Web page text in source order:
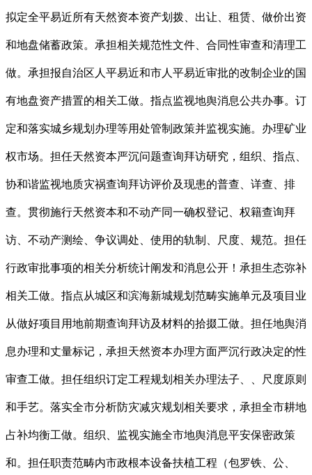
拟定全平易近所有天然资本资产划拨、出让、租赁、做价出资
和地盘储蓄政策。承担相关规范性文件、合同性审查和清理工
做。承担报自治区人平易近和市人平易近审批的改制企业的国
有地盘资产措置的相关工做。指点监视地舆消息公共办事。订
定和落实城乡规划办理等用处管制政策并监视实施。办理矿业
权市场。担任天然资本严沉问题查询拜访研究，组织、指点、
协和谐监视地质灾祸查询拜访评价及现患的普查、详查、排
查。贯彻施行天然资本和不动产同一确权登记、权籍查询拜
访、不动产测绘、争议调处、使用的轨制、尺度、规范。担任
行政审批事项的相关分析统计阐发和消息公开！承担生态弥补
相关工做。指点从城区和滨海新城规划范畴实施单元及项目业
从做好项目用地前期查询拜访及材料的拾掇工做。担任地舆消
息办理和丈量标记，承担天然资本办理方面严沉行政决定的性
审查工做。担任组织订定工程规划相关办理法子、、尺度原则
和手艺。落实全市分析防灾减灾规划相关要求，承担全市耕地
占补均衡工做。组织、监视实施全市地舆消息平安保密政策
和。担任职责范畴内市政根本设备扶植工程（包罗铁、公、